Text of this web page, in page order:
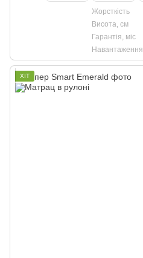
Жорсткість
Висота, см
Гарантія, міс
Навантаження
ХІТ